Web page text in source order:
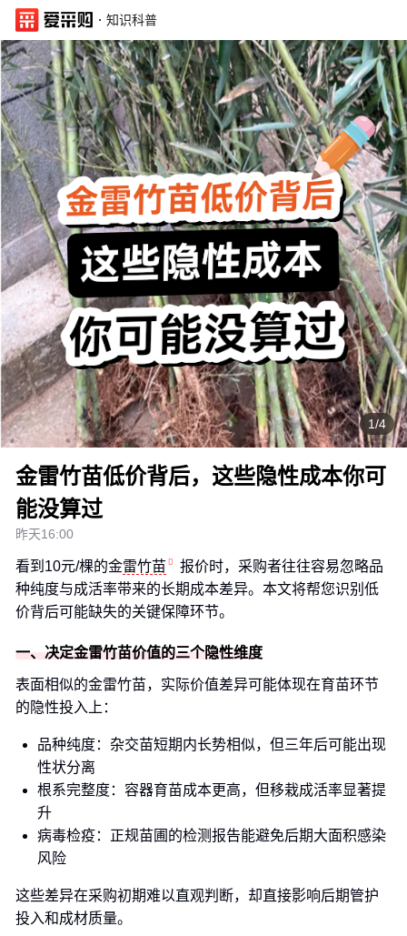
· 知识科普
1/4
金雷竹苗低价背后，这些隐性成本你可
能没算过
昨天16:00
看到10元/棵的金雷竹苗
报价时，采购者往往容易忽略品
种纯度与成活率带来的长期成本差异。本文将帮您识别低
价背后可能缺失的关键保障环节。
一、决定金雷竹苗价值的三个隐性维度
表面相似的金雷竹苗，实际价值差异可能体现在育苗环节
的隐性投入上：
品种纯度：杂交苗短期内长势相似，但三年后可能出现
性状分离
根系完整度：容器育苗成本更高，但移栽成活率显著提
升
病毒检疫：正规苗圃的检测报告能避免后期大面积感染
风险
这些差异在采购初期难以直观判断，却直接影响后期管护
投入和成材质量。